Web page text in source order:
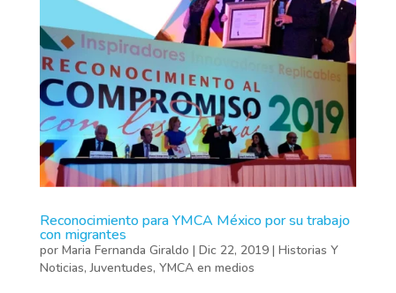
Reconocimiento para YMCA México por su trabajo
con migrantes
por Maria Fernanda Giraldo | Dic 22, 2019| Historias Y
Noticias,Juventudes, YMCA en medios